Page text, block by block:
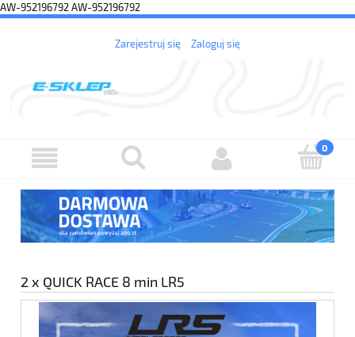
AW-952196792AW-952196792
Zarejestruj się Zaloguj się
2 x QUICK RACE 8 min LR5